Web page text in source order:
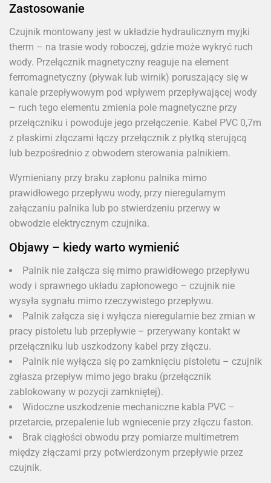
Zastosowanie
Czujnik montowany jest w układzie hydraulicznym myjki
therm – na trasie wody roboczej, gdzie może wykryć ruch
wody. Przełącznik magnetyczny reaguje na element
ferromagnetyczny (pływak lub wirnik) poruszający się w
kanale przepływowym pod wpływem przepływającej wody
– ruch tego elementu zmienia pole magnetyczne przy
przełączniku i powoduje jego przełączenie. Kabel PVC 0,7m
z płaskimi złączami łączy przełącznik z płytką sterującą
lub bezpośrednio z obwodem sterowania palnikiem.
Wymieniany przy braku zapłonu palnika mimo
prawidłowego przepływu wody, przy nieregularnym
załączaniu palnika lub po stwierdzeniu przerwy w
obwodzie elektrycznym czujnika.
Objawy – kiedy warto wymienić
Palnik nie załącza się mimo prawidłowego przepływu
wody i sprawnego układu zapłonowego – czujnik nie
wysyła sygnału mimo rzeczywistego przepływu.
Palnik załącza się i wyłącza nieregularnie bez zmian w
pracy pistoletu lub przepływie – przerywany kontakt w
przełączniku lub uszkodzony kabel przy złączu.
Palnik nie wyłącza się po zamknięciu pistoletu – czujnik
zgłasza przepływ mimo jego braku (przełącznik
zablokowany w pozycji zamkniętej).
Widoczne uszkodzenie mechaniczne kabla PVC –
przetarcie, przepalenie lub wgniecenie przy złączu faston.
Brak ciągłości obwodu przy pomiarze multimetrem
między złączami przy potwierdzonym przepływie przez
czujnik.